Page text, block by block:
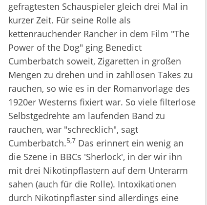
gefragtesten Schauspieler gleich drei Mal in
kurzer Zeit. Für seine Rolle als
kettenrauchender Rancher in dem Film "The
Power of the Dog" ging Benedict
Cumberbatch soweit, Zigaretten in großen
Mengen zu drehen und in zahllosen Takes zu
rauchen, so wie es in der Romanvorlage des
1920er Westerns fixiert war. So viele filterlose
Selbstgedrehte am laufenden Band zu
rauchen, war "schrecklich", sagt
Cumberbatch.5,7 Das erinnert ein wenig an
die Szene in BBCs 'Sherlock', in der wir ihn
mit drei Nikotinpflastern auf dem Unterarm
sahen (auch für die Rolle). Intoxikationen
durch Nikotinpflaster sind allerdings eine